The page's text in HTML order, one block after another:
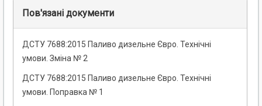
Пов'язані документи
ДСТУ 7688:2015 Паливо дизельне Євро. Технічні
умови. Зміна № 2
ДСТУ 7688:2015 Паливо дизельне Євро. Технічні
умови. Поправка № 1